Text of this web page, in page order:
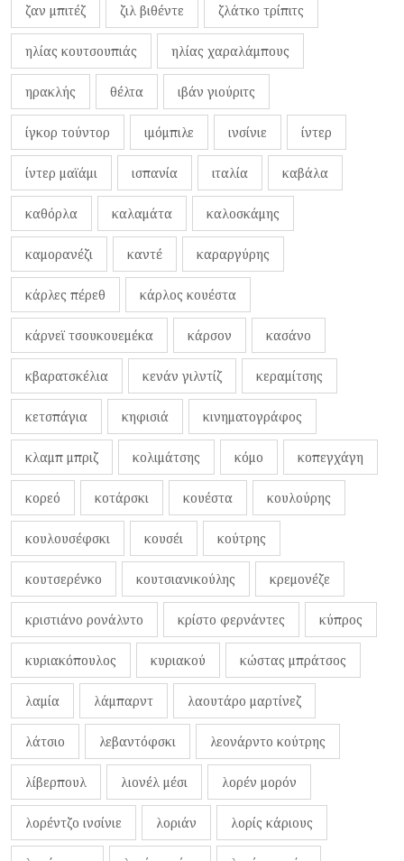
ζαν μπιτέζ ζιλ βιθέντε ζλάτκο τρίπιτς
ηλίας κουτσουπιάς ηλίας χαραλάμπους
ηρακλής θέλτα ιβάν γιούριτς
ίγκορ τούντορ ιμόμπιλε ινσίνιε ίντερ
ίντερ μαϊάμι ισπανία ιταλία καβάλα
καθόρλα καλαμάτα καλοσκάμης
καμορανέζι καντέ καραργύρης
κάρλες πέρεθ κάρλος κουέστα
κάρνεϊ τσουκουεμέκα κάρσον κασάνο
κβαρατσκέλια κενάν γιλντίζ κεραμίτσης
κετσπάγια κηφισιά κινηματογράφος
κλαμπ μπριζ κολιμάτσης κόμο κοπεγχάγη
κορεό κοτάρσκι κουέστα κουλούρης
κουλουσέφσκι κουσέι κούτρης
κουτσερένκο κουτσιανικούλης κρεμονέζε
κριστιάνο ρονάλντο κρίστο φερνάντες κύπρος
κυριακόπουλος κυριακού κώστας μπράτσος
λαμία λάμπαρντ λαουτάρο μαρτίνεζ
λάτσιο λεβαντόφσκι λεονάρντο κούτρης
λίβερπουλ λιονέλ μέσι λορέν μορόν
λορέντζο ινσίνιε λοριάν λορίς κάριους